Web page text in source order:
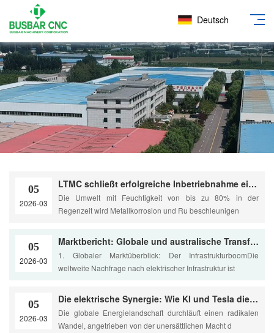
Deutsch
05
2026-03
LTMC schließt erfolgreiche Inbetriebnahme einer High-End-CNC-Stromschienenbearbeitungslinie in Europa ab
Die Umwelt mit Feuchtigkeit von bis zu 80% in der
Regenzeit wird Metallkorrosion und Ru beschleunigen
05
2026-03
Marktbericht: Globale und australische Transformatoren- und Schaltanlagenindustrie (2025–2026)
1. Globaler Marktüberblick: Der InfrastrukturboomDie
weltweite Nachfrage nach elektrischer Infrastruktur ist
05
2026-03
Die elektrische Synergie: Wie KI und Tesla die Welt der Leistungstransformatoren revolutionieren
Die globale Energielandschaft durchläuft einen radikalen
Wandel, angetrieben von der unersättlichen Macht d